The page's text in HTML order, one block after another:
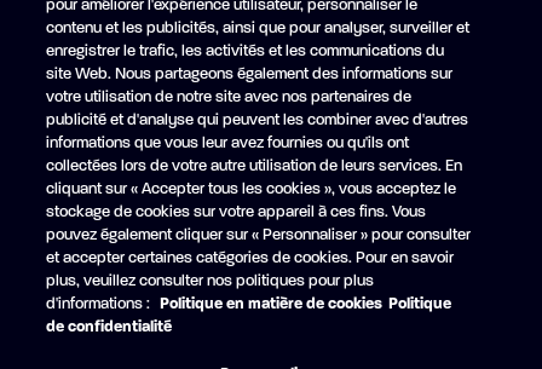
SUIVEZ-NOUS
Abonnez-vous à l'infolettre
Obtenez en primeur nosnouveautés et promotions
Votre
courriel
S'ABONNER
FacebookYouTube
Tous droits réservés.
pour améliorer l'expérience utilisateur, personnaliser le
contenu et les publicités, ainsi que pour analyser, surveiller et
enregistrer le trafic, les activités et les communications du
site Web. Nous partageons également des informations sur
votre utilisation de notre site avec nos partenaires de
publicité et d'analyse qui peuvent les combiner avec d'autres
informations que vous leur avez fournies ou qu'ils ont
collectées lors de votre autre utilisation de leurs services. En
cliquant sur « Accepter tous les cookies », vous acceptez le
stockage de cookies sur votre appareil à ces fins. Vous
pouvez également cliquer sur « Personnaliser » pour consulter
et accepter certaines catégories de cookies. Pour en savoir
plus, veuillez consulter nos politiques pour plus
d'informations : Politique en matière de cookies Politique
de confidentialité